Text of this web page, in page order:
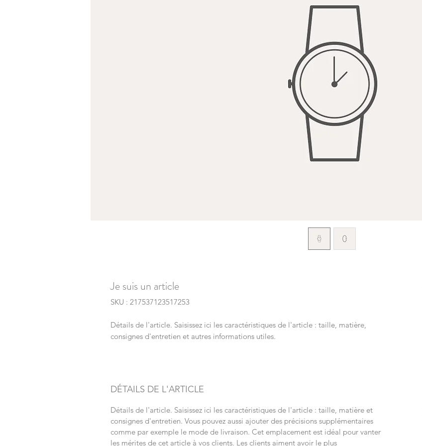
Je suis un article
SKU : 217537123517253
Détails de l'article. Saisissez ici les caractéristiques de l'article : taille, matière,
consignes d'entretien et autres informations utiles.
DÉTAILS DE L'ARTICLE
Détails de l'article. Saisissez ici les caractéristiques de l'article : taille, matière et
consignes d'entretien. Vous pouvez aussi ajouter des précisions supplémentaires
comme par exemple le mode de livraison. Cet emplacement est idéal pour vanter
les mérites de cet article à vos clients. Les clients aiment avoir le plus